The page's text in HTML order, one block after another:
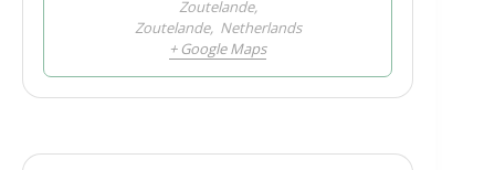
Zoutelande,
Zoutelande, Netherlands
+ Google Maps